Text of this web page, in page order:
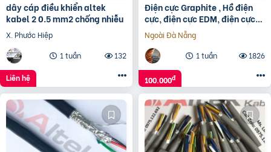
dây cáp điều khiển altek
kabel 2 0.5 mm2 chống nhiễu
X. Phước Hiệp
1 tuần
132
Liên hệ
Điện cực Graphite , Hồ điện
cực, điện cực EDM, điện cực
than chì, bột Graphite
Ngoài Đà Nẵng
1 tuần
1826
100.000đ